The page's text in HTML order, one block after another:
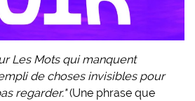
Les Mots qui manquent
de choses invisibles pour
regarder."(Une phrase que